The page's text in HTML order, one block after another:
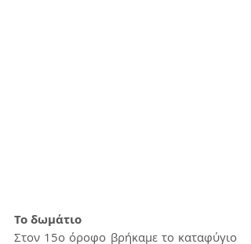
Το δωμάτιο
Στον 15o όροφο βρήκαμε το καταφύγιο